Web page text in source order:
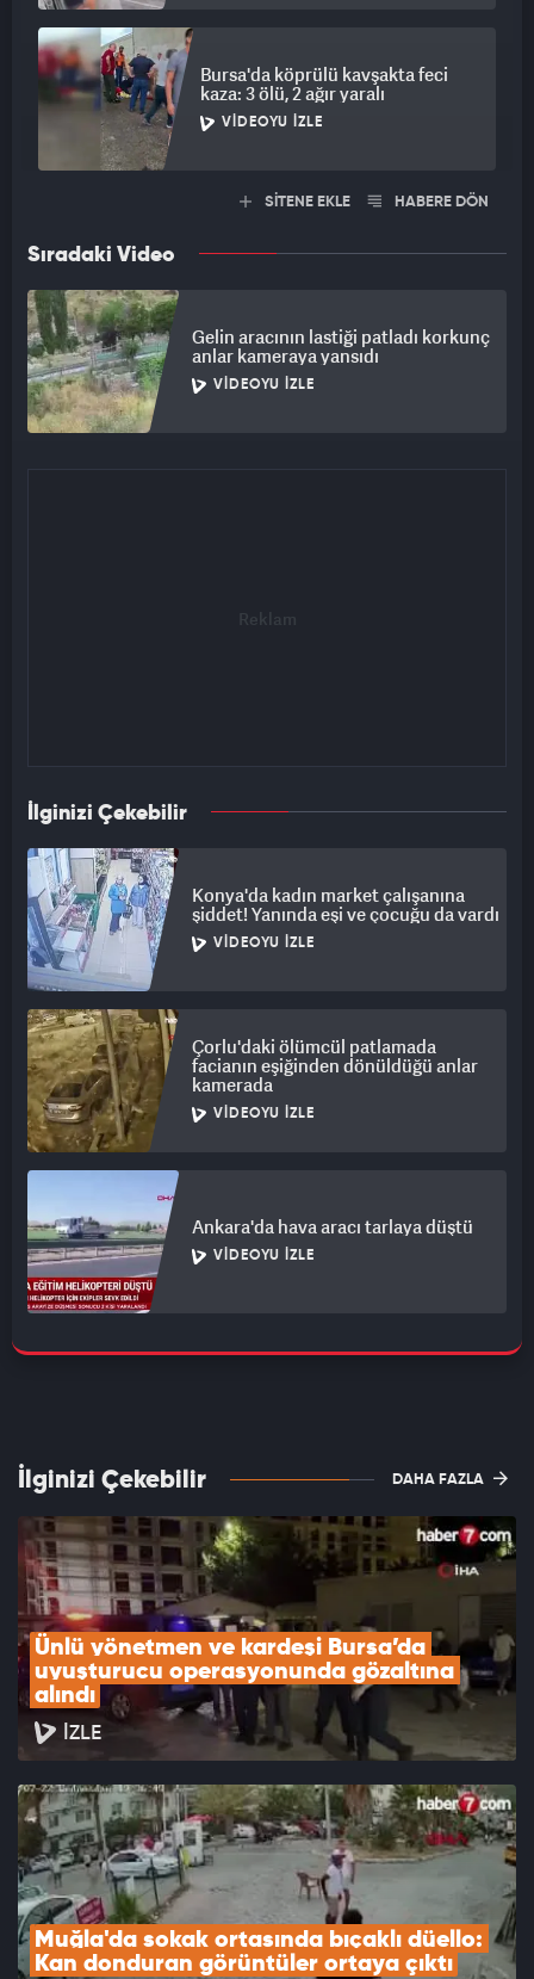
Bursa'da köprülü kavşakta feci
kaza: 3 ölü, 2 ağır yaralı
VIDEOYU İZLE
SİTENE EKLE HABERE DÖN
Sıradaki Video
Gelin aracının lastiği patladı korkunç
anlar kameraya yansıdı
VIDEOYU İZLE
İlginizi Çekebilir
Konya'da kadın market çalışanına
şiddet! Yanında eşi ve çocuğu da vardı
VIDEOYU İZLE
Çorlu'daki ölümcül patlamada
facianın eşiğinden dönüldüğü anlar
kamerada
VIDEOYU İZLE
Ankara'da hava aracı tarlaya düştü
VIDEOYU İZLE
İlginizi Çekebilir DAHA FAZLA
Ünlü yönetmen ve kardeşi Bursa’da
uyuşturucu operasyonunda gözaltına
alındı
İZLE
Muğla'da sokak ortasında bıçaklı düello:
Kan donduran görüntüler ortaya çıktı